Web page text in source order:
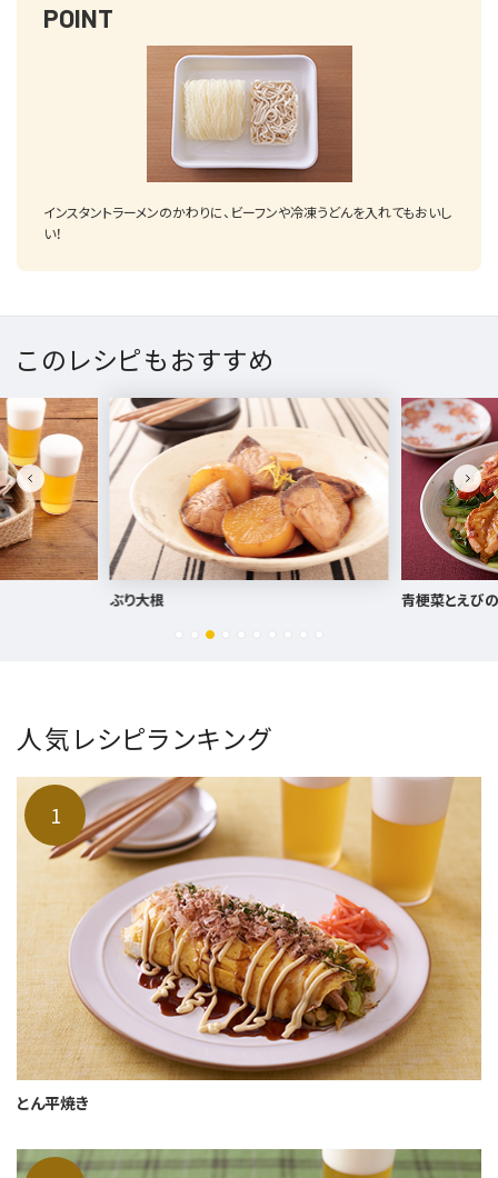
POINT
インスタントラーメンのかわりに、ビーフンや冷凍うどんを入れてもおいし
い！
このレシピもおすすめ
青梗菜とえびのピリ辛炒め しじみとトマ
人気レシピランキング
とん平焼き